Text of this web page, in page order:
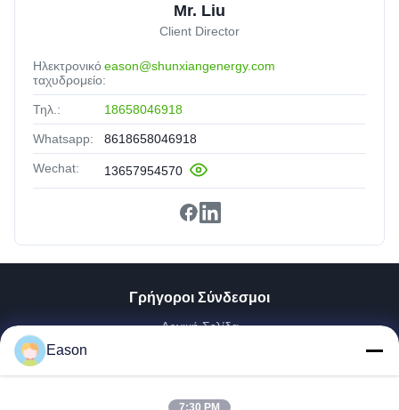
Mr. Liu
Client Director
Ηλεκτρονικό
ταχυδρομείο:
eason@shunxiangenergy.com
Τηλ.: 18658046918
Whatsapp: 8618658046918
Wechat: 13657954570
Γρήγοροι Σύνδεσμοι
Αρχική Σελίδα
Βίντεο
Eason
7:30 PM